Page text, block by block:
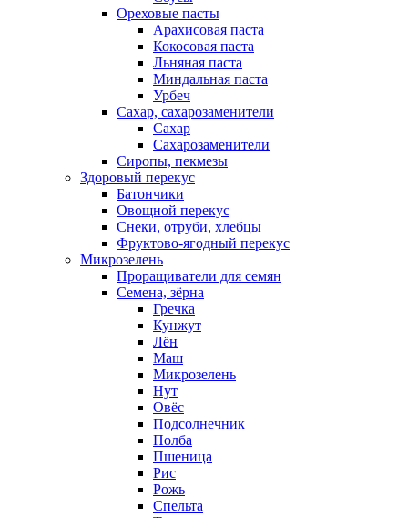
Ореховые пасты
Арахисовая паста
Кокосовая паста
Льняная паста
Миндальная паста
Урбеч
Сахар, сахарозаменители
Сахар
Сахарозаменители
Сиропы, пекмезы
Здоровый перекус
Батончики
Овощной перекус
Снеки, отруби, хлебцы
Фруктово-ягодный перекус
Микрозелень
Проращиватели для семян
Семена, зёрна
Гречка
Кунжут
Лён
Маш
Микрозелень
Нут
Овёс
Подсолнечник
Полба
Пшеница
Рис
Рожь
Спельта